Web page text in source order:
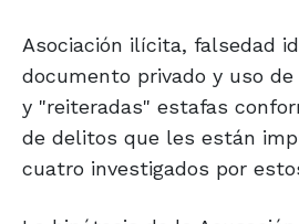
Asociación ilícita, falsedad
documento privado y uso
y "reiteradas" estafas
de delitos que les están
cuatro investigados por